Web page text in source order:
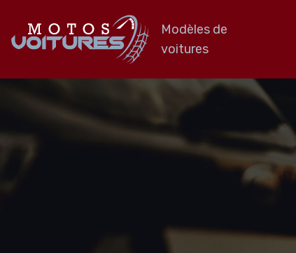
Modèles de
voitures